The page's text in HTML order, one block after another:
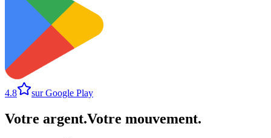
4.8 sur Google Play
Votre argent.Votre mouvement.